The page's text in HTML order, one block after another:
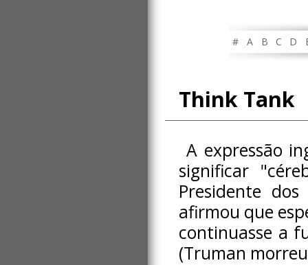
# A B C D
Think Tank
A expressão
significar
Presidente
afirmou que
continuasse a
(Truman